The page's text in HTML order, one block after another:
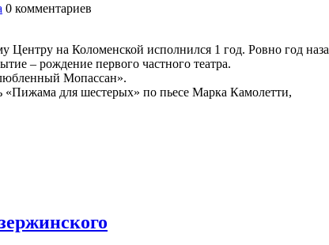
0 комментариев
Центру на Коломенской исполнился 1 год. Ровно год
– рождение первого частного театра.
Мопассан».
«Пижама для шестерых» по пьесе Марка Камолетти,